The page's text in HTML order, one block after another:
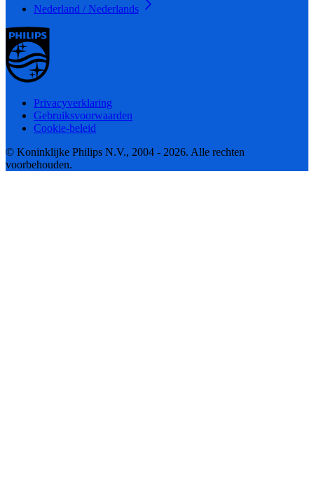
Nederland / Nederlands
Privacyverklaring
Gebruiksvoorwaarden
Cookie-beleid
© Koninklijke Philips N.V., 2004 - 2026. Alle rechten
voorbehouden.